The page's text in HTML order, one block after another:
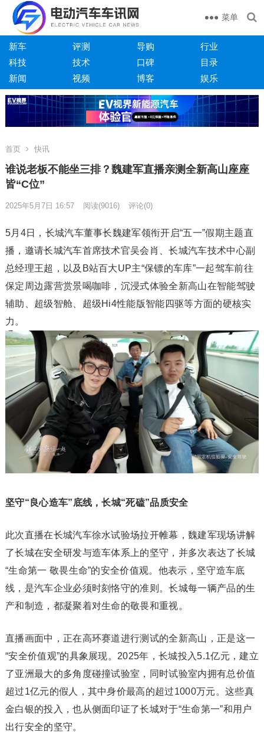
菜单
新车 评测 导购
行业
科技
技术 口碑
目录
新闻
视频 博客 娱乐
首页 快讯
谁说老板不能坐三排？魏建军直播亲测全新高山座座
皆“C位”
2025年5月7日 16:57 阅读(9016) 评论(0)
5月4日，长城汽车董事长魏建军领衔开启“五一”假期主题直
播，邀请长城汽车首席技术官吴会肖、长城汽车技术中心副
总经理王超，以及B站百大UP主“保镖的车库”一起驾车前往
保定周边露营赏景喝咖啡，沉浸式体验全新高山在智能驾驶
辅助、超级智舱、超级Hi4性能版智能四驱等方面的硬核实
力。
坚守“良心造车”底线，长城“死磕”品质安全
此次直播在长城汽车徐水试验场拉开帷幕，魏建军现场讲解
了长城在安全研发与造车体系上的坚守，并多次表达了长城
“生命第一 敬畏生命”的安全价值观。他表示，坚守造车底
线，是汽车企业必须时刻恪守的准则。长城每一辆产品的生
产和制造，都凝聚着对生命的敬畏和重视。
直播画面中，正在高环赛道进行测试的全新高山，正是这一
“安全价值观”的具象展现。2025年，长城投入5.1亿元，建立
了亚洲最大的多角度碰撞试验室，同时试验室内拥有总价值
超过1亿元的假人，其中身价最高的超过1000万元。这些真
金白银的投入，也从侧面印证了长城对于“生命第一”和用户
出行安全的坚守。